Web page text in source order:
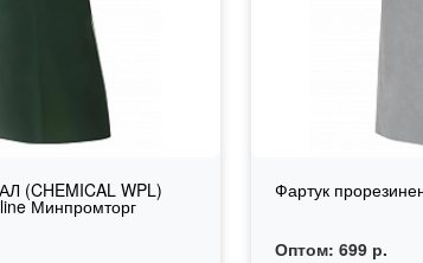
(CHEMICAL WPL)
Минпромторг
Фартук
Оптом:699 р.